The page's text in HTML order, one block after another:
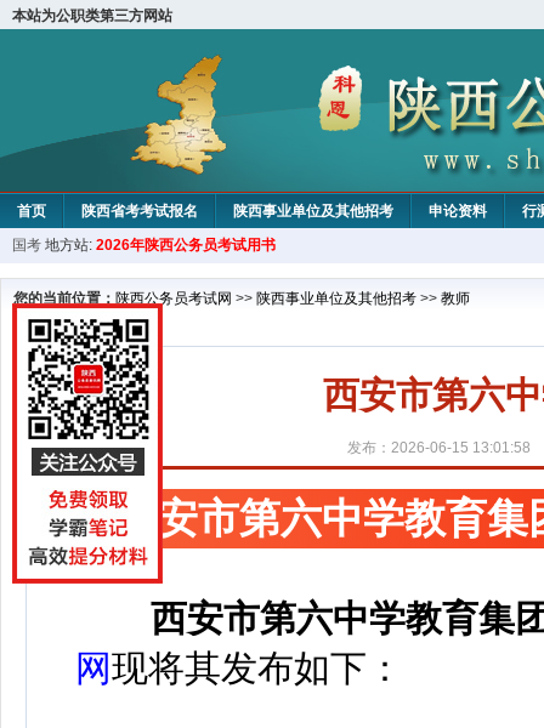
本站为公职类第三方网站
首页 陕西省考考试报名 陕西事业单位及其他招考 申论资料
行
国考 地方站: 2026年陕西公务员考试用书
您的当前位置： 陕西公务员考试网 >> 陕西事业单位及其他招考 >> 教师
西安市第六
发布：2026-06-15 13:01:58
西安市第六中学教育集
西安市第六中学教育集
网现将其发布如下：